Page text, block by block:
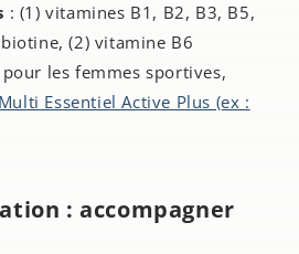
: (1) vitamines B1, B2, B3, B5,
(2) vitamine B6
pour les femmes sportives,
Multi Essentiel Active Plus (ex :
: accompagner